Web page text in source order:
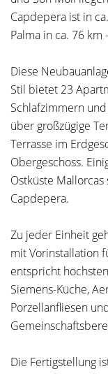
Capdepera ist in
Palma in ca. 76
Diese
Stil bietet 23
Schlafzimmern
über großzügige
Terrasse im
Obergeschoss.
Ostküste
Capdepera.
Zu jeder Einheit
mit Vorinstallation
entspricht
Siemens-Küche,
Porzellanfliesen
Die Fertigstellung